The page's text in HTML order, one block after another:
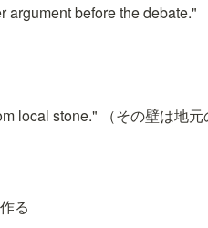
argument before the
local stone." （その壁は地元
る